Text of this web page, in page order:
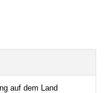
auf dem Land